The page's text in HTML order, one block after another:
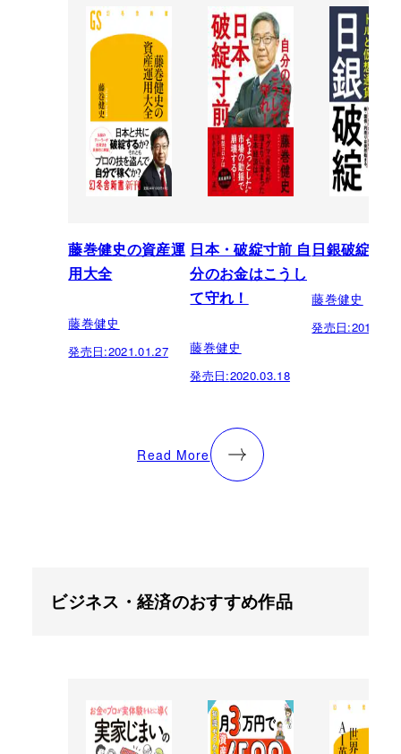
藤巻健史の資産運
用大全
藤巻健史
発売日:2021.01.27
日本・破綻寸前 自
分のお金はこうし
て守れ！
藤巻健史
発売日:2020.03.18
日銀破綻
藤巻健史
発売日:
Read More
ビジネス・経済のおすすめ作品